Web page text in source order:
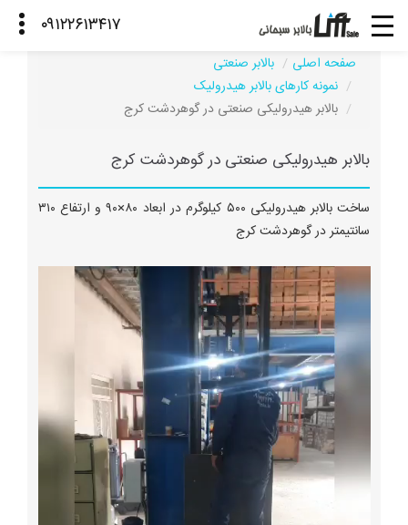
صفحه اصلی
بالابر صنعتی
نمونه کارهای بالابر هیدرولیک
بالابر هیدرولیکی صنعتی در گوهردشت کرج
بالابر هیدرولیکی صنعتی در گوهردشت کرج
ساخت بالابر هیدرولیکی ۵۰۰ کیلوگرم در ابعاد ۸۰×۹۰ و ارتفاع ۳۱۰
سانتیمتر در گوهردشت کرج